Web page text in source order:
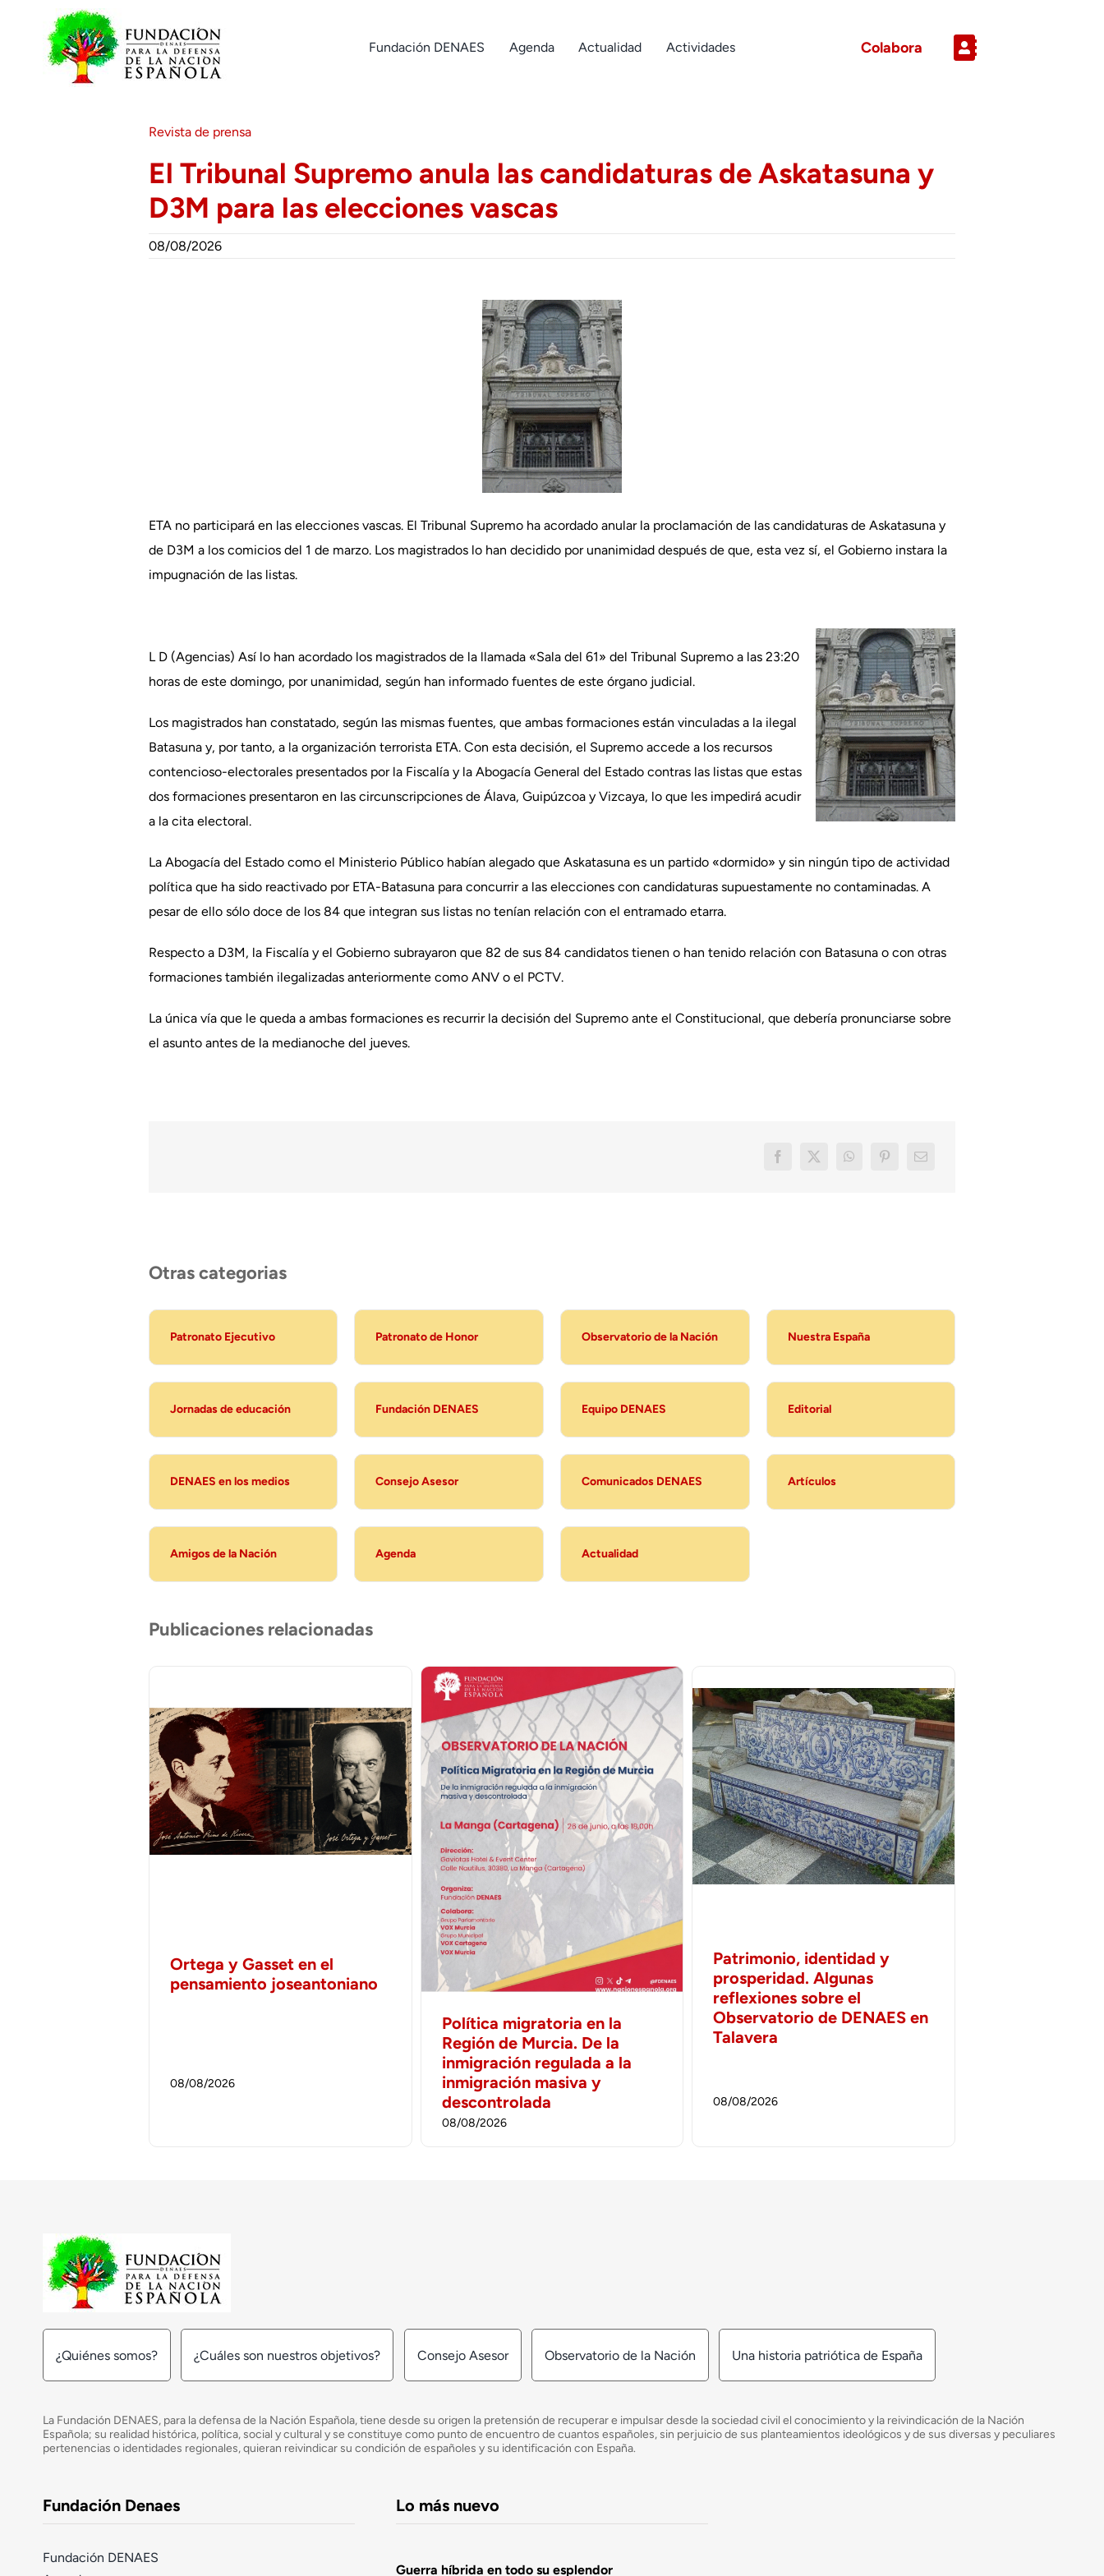
contenido
Fundación DENAES Agenda Actualidad Actividades Colabora
Revista de prensa
El Tribunal Supremo anula las candidaturas de Askatasuna y
D3M para las elecciones vascas
08/08/2026
ETA no participará en las elecciones vascas. El Tribunal Supremo ha acordado anular la proclamación de las candidaturas de Askatasuna y
de D3M a los comicios del 1 de marzo. Los magistrados lo han decidido por unanimidad después de que, esta vez sí, el Gobierno instara la
impugnación de las listas.
L D (Agencias) Así lo han acordado los magistrados de la llamada «Sala del 61» del Tribunal Supremo a las 23:20
horas de este domingo, por unanimidad, según han informado fuentes de este órgano judicial.
Los magistrados han constatado, según las mismas fuentes, que ambas formaciones están vinculadas a la ilegal
Batasuna y, por tanto, a la organización terrorista ETA. Con esta decisión, el Supremo accede a los recursos
contencioso-electorales presentados por la Fiscalía y la Abogacía General del Estado contras las listas que estas
dos formaciones presentaron en las circunscripciones de Álava, Guipúzcoa y Vizcaya, lo que les impedirá acudir
a la cita electoral.
La Abogacía del Estado como el Ministerio Público habían alegado que Askatasuna es un partido «dormido» y sin ningún tipo de actividad
política que ha sido reactivado por ETA-Batasuna para concurrir a las elecciones con candidaturas supuestamente no contaminadas. A
pesar de ello sólo doce de los 84 que integran sus listas no tenían relación con el entramado etarra.
Respecto a D3M, la Fiscalía y el Gobierno subrayaron que 82 de sus 84 candidatos tienen o han tenido relación con Batasuna o con otras
formaciones también ilegalizadas anteriormente como ANV o el PCTV.
La única vía que le queda a ambas formaciones es recurrir la decisión del Supremo ante el Constitucional, que debería pronunciarse sobre
el asunto antes de la medianoche del jueves.
Otras categorias
Patronato Ejecutivo Patronato de Honor Observatorio de la Nación Nuestra España
Jornadas de educación Fundación DENAES Equipo DENAES Editorial
DENAES en los medios Consejo Asesor Comunicados DENAES Artículos
Amigos de la Nación Agenda Actualidad
Publicaciones relacionadas
Ortega y Gasset en el
pensamiento joseantoniano
08/08/2026
Política migratoria en la
Región de Murcia. De la
inmigración regulada a la
inmigración masiva y
descontrolada
08/08/2026
Patrimonio, identidad y
prosperidad. Algunas
reflexiones sobre el
Observatorio de DENAES en
Talavera
08/08/2026
¿Quiénes somos? ¿Cuáles son nuestros objetivos? Consejo Asesor Observatorio de la Nación Una historia patriótica de España
La Fundación DENAES, para la defensa de la Nación Española, tiene desde su origen la pretensión de recuperar e impulsar desde la sociedad civil el conocimiento y la reivindicación de la Nación
Española; su realidad histórica, política, social y cultural y se constituye como punto de encuentro de cuantos españoles, sin perjuicio de sus planteamientos ideológicos y de sus diversas y peculiares
pertenencias o identidades regionales, quieran reivindicar su condición de españoles y su identificación con España.
Fundación Denaes
Fundación DENAES
Lo más nuevo
Guerra híbrida en todo su esplendor